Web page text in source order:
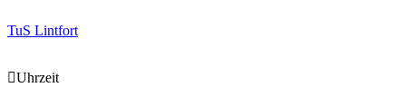
TuS Lintfort
Uhrzeit